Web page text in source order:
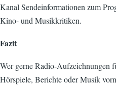
Kanal Sendeinformationen zum
Kino- und Musikkritiken.
Fazit
Wer gerne Radio-Aufzeichnungen
Hörspiele, Berichte oder Musik